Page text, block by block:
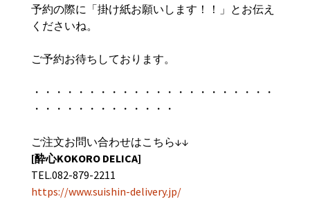
予約の際に「掛け紙お願いします！！」とお伝え
くださいね。
ご予約お待ちしております。
・・・・・・・・・・・・・・・・・・・・・・
・・・・・・・・・・・・・
ご注文お問い合わせはこちら↓↓
[酔心KOKORO DELICA]
TEL.082-879-2211
https://www.suishin-delivery.jp/